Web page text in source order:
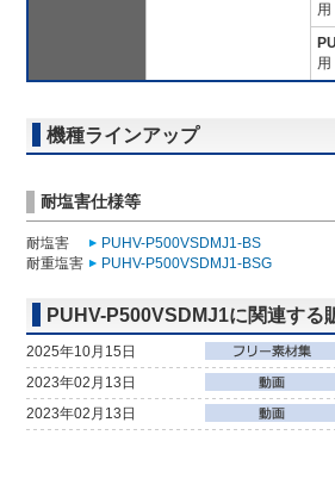
用
用
機種ラインアップ
耐塩害仕様等
耐塩害
PUHV-P500VSDMJ1-BS
耐重塩害
PUHV-P500VSDMJ1-BSG
PUHV-P500VSDMJ1に関連する
2025年10月15日
2023年02月13日
2023年02月13日